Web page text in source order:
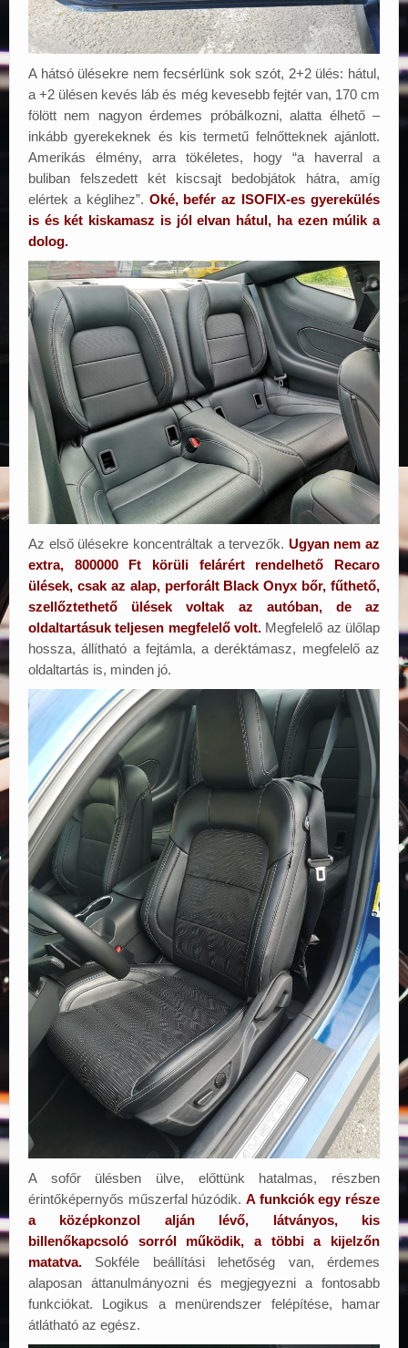
A hátsó ülésekre nem fecsérlünk sok szót, 2+2 ülés: hátul,
a +2 ülésen kevés láb és még kevesebb fejtér van, 170 cm
fölött nem nagyon érdemes próbálkozni, alatta élhető –
inkább gyerekeknek és kis termetű felnőtteknek ajánlott.
Amerikás élmény, arra tökéletes, hogy “a haverral a
buliban felszedett két kiscsajt bedobjátok hátra, amíg
elértek a kéglihez”. Oké, befér az ISOFIX-es gyerekülés
is és két kiskamasz is jól elvan hátul, ha ezen múlik a
dolog.
Az első ülésekre koncentráltak a tervezők. Ugyan nem az
extra, 800000 Ft körüli felárért rendelhető Recaro
ülések, csak az alap, perforált Black Onyx bőr, fűthető,
szellőztethető ülések voltak az autóban, de az
oldaltartásuk teljesen megfelelő volt. Megfelelő az ülőlap
hossza, állítható a fejtámla, a deréktámasz, megfelelő az
oldaltartás is, minden jó.
A sofőr ülésben ülve, előttünk hatalmas, részben
érintőképernyős műszerfal húzódik. A funkciók egy része
a középkonzol alján lévő, látványos, kis
billenőkapcsoló sorról működik, a többi a kijelzőn
matatva. Sokféle beállítási lehetőség van, érdemes
alaposan áttanulmányozni és megjegyezni a fontosabb
funkciókat. Logikus a menürendszer felépítése, hamar
átlátható az egész.